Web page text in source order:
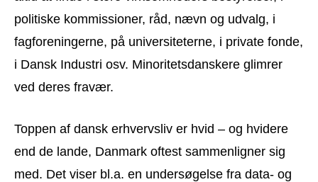
politiske kommissioner, råd, nævn og udvalg, i
fagforeningerne, på universiteterne, i private fonde,
i Dansk Industri osv. Minoritetsdanskere glimrer
ved deres fravær.
Toppen af dansk erhvervsliv er hvid – og hvidere
end de lande, Danmark oftest sammenligner sig
med. Det viser bl.a. en undersøgelse fra data- og